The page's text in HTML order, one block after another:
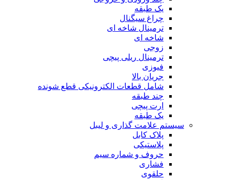
یک طبقه
چراغ سیگنال
ترمینال شاخه ای
شاخه ای
زوجی
ترمینال ریلی پیچی
فیوزی
جریان بالا
شامل قطعات الکترونیکی قطع شونده
چند طبقه
ارت پیچی
یک طبقه
سیستم علامت گذاری و لیبل
پلاک کابل
پلاستیکی
حروف و شماره سیم
فشاری
حلقوی